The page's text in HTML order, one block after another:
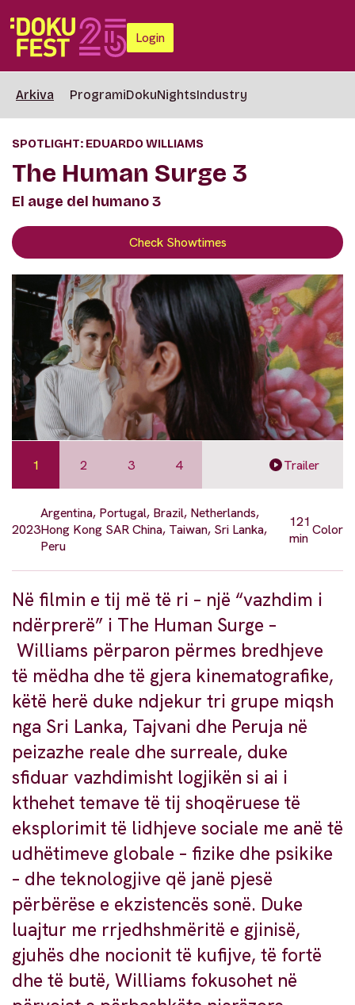
Login
Arkiva ProgramiDokuNightsIndustry
SPOTLIGHT: EDUARDO WILLIAMS
The Human Surge 3
El auge del humano 3
Check Showtimes
1 2 3 4 Trailer
2023
Argentina, Portugal, Brazil, Netherlands,
Hong Kong SAR China, Taiwan, Sri Lanka,
Peru
121
min Color
Në filmin e tij më të ri – një “vazhdim i
ndërprerë” i The Human Surge –
Williams përparon përmes bredhjeve
të mëdha dhe të gjera kinematografike,
këtë herë duke ndjekur tri grupe miqsh
nga Sri Lanka, Tajvani dhe Peruja në
peizazhe reale dhe surreale, duke
sfiduar vazhdimisht logjikën si ai i
kthehet temave të tij shoqëruese të
eksplorimit të lidhjeve sociale me anë të
udhëtimeve globale – fizike dhe psikike
– dhe teknologjive që janë pjesë
përbërëse e ekzistencës sonë. Duke
luajtur me rrjedhshmëritë e gjinisë,
gjuhës dhe nocionit të kufijve, të fortë
dhe të butë, Williams fokusohet në